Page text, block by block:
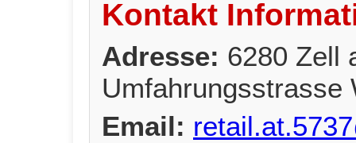
Kontakt
Adresse: 6280 Zell
Umfahrungsstrasse
Email: